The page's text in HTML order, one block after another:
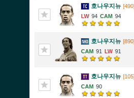
호나우지뉴
94
94
호나우지뉴
91
91
호나우지뉴
90